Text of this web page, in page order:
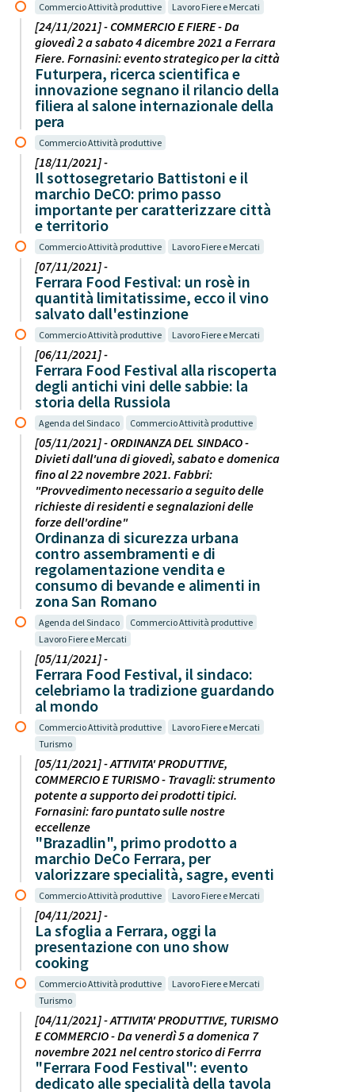
Commercio Attività produttive Lavoro Fiere e Mercati
[24/11/2021] - COMMERCIO E FIERE - Da
giovedì 2 a sabato 4 dicembre 2021 a Ferrara
Fiere. Fornasini: evento strategico per la città
Futurpera, ricerca scientifica e
innovazione segnano il rilancio della
filiera al salone internazionale della
pera
Commercio Attività produttive
[18/11/2021] -
Il sottosegretario Battistoni e il
marchio DeCO: primo passo
importante per caratterizzare città
e territorio
Commercio Attività produttive Lavoro Fiere e Mercati
[07/11/2021] -
Ferrara Food Festival: un rosè in
quantità limitatissime, ecco il vino
salvato dall'estinzione
Commercio Attività produttive Lavoro Fiere e Mercati
[06/11/2021] -
Ferrara Food Festival alla riscoperta
degli antichi vini delle sabbie: la
storia della Russiola
Agenda del Sindaco Commercio Attività produttive
[05/11/2021] - ORDINANZA DEL SINDACO -
Divieti dall'una di giovedì, sabato e domenica
fino al 22 novembre 2021. Fabbri:
"Provvedimento necessario a seguito delle
richieste di residenti e segnalazioni delle
forze dell'ordine"
Ordinanza di sicurezza urbana
contro assembramenti e di
regolamentazione vendita e
consumo di bevande e alimenti in
zona San Romano
Agenda del Sindaco
Commercio Attività produttive
Lavoro Fiere e Mercati
[05/11/2021] -
Ferrara Food Festival, il sindaco:
celebriamo la tradizione guardando
al mondo
Commercio Attività produttive
Lavoro Fiere e Mercati
Turismo
[05/11/2021] - ATTIVITA' PRODUTTIVE,
COMMERCIO E TURISMO - Travagli: strumento
potente a supporto dei prodotti tipici.
Fornasini: faro puntato sulle nostre
eccellenze
"Brazadlin", primo prodotto a
marchio DeCo Ferrara, per
valorizzare specialità, sagre, eventi
Commercio Attività produttive Lavoro Fiere e Mercati
[04/11/2021] -
La sfoglia a Ferrara, oggi la
presentazione con uno show
cooking
Commercio Attività produttive
Lavoro Fiere e Mercati
Turismo
[04/11/2021] - ATTIVITA' PRODUTTIVE, TURISMO
E COMMERCIO - Da venerdì 5 a domenica 7
novembre 2021 nel centro storico di Ferrra
"Ferrara Food Festival": evento
dedicato alle specialità della tavola